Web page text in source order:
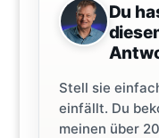
Du
Stell sie
einfällt. Du
meinen über